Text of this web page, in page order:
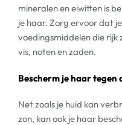
mineralen en eiwitten is
je haar. Zorg ervoor dat
voedingsmiddelen die rijk
vis, noten en zaden.
Bescherm je haar tegen
Net zoals je huid kan
zon, kan ook je haar